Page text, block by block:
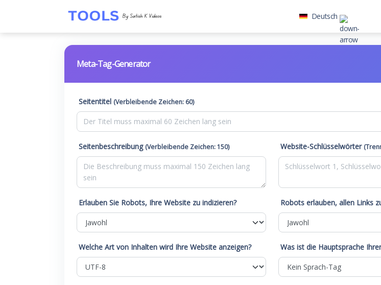
Deutsch
Français
Português
Русский
Tiếng Việt
Meta-Tag-Generator
Seitentitel (Verbleibende Zeichen: 60)
Seitenbeschreibung (Verbleibende Zeichen: 150) Website-Schlüsselwörter
Erlauben Sie Robots, Ihre Website zu indizieren? Robots erlauben, allen Links
Welche Art von Inhalten wird Ihre Website anzeigen? Was ist die Hauptsprache